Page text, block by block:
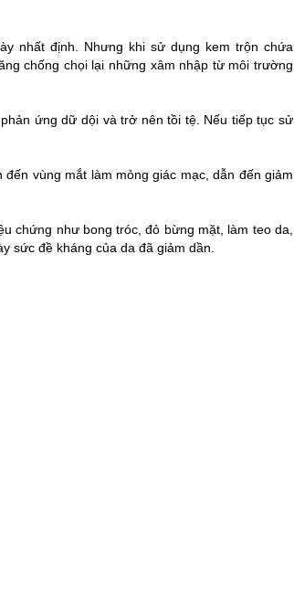
nhất định. Nhưng khi sử dụng kem trộn chứa
chống chọi lại những xâm nhập từ môi trường
ứng dữ dội và trở nên tồi tệ. Nếu tiếp tục sử
vùng mắt làm mỏng giác mạc, dẫn đến giảm
chứng như bong tróc, đỏ bừng mặt, làm teo da,
sức đề kháng của da đã giảm dần.